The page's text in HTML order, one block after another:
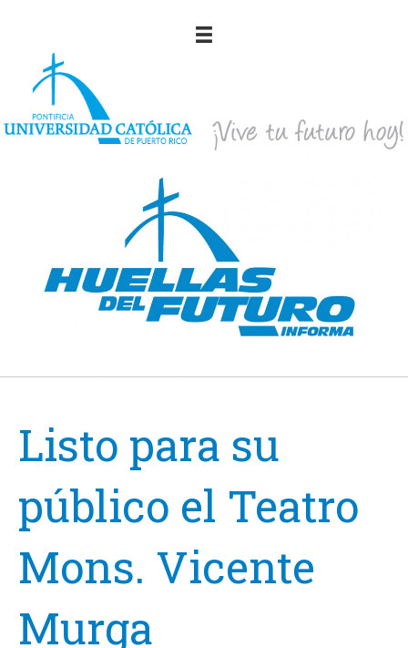
Listo para su
público el Teatro
Mons. Vicente
Murga